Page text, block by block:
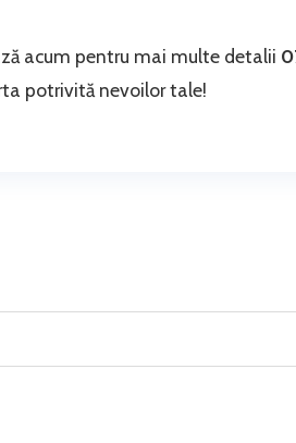
acum pentru mai multe detalii
potrivită nevoilor tale!